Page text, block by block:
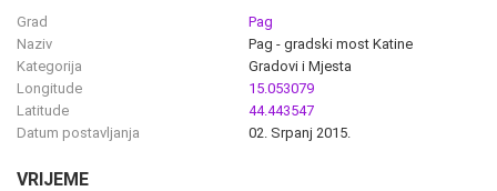
Grad
Pag
Naziv
Pag - gradski most Katine
Kategorija
Gradovi i Mjesta
Longitude
15.053079
Latitude
44.443547
Datum postavljanja
02. Srpanj 2015.
VRIJEME